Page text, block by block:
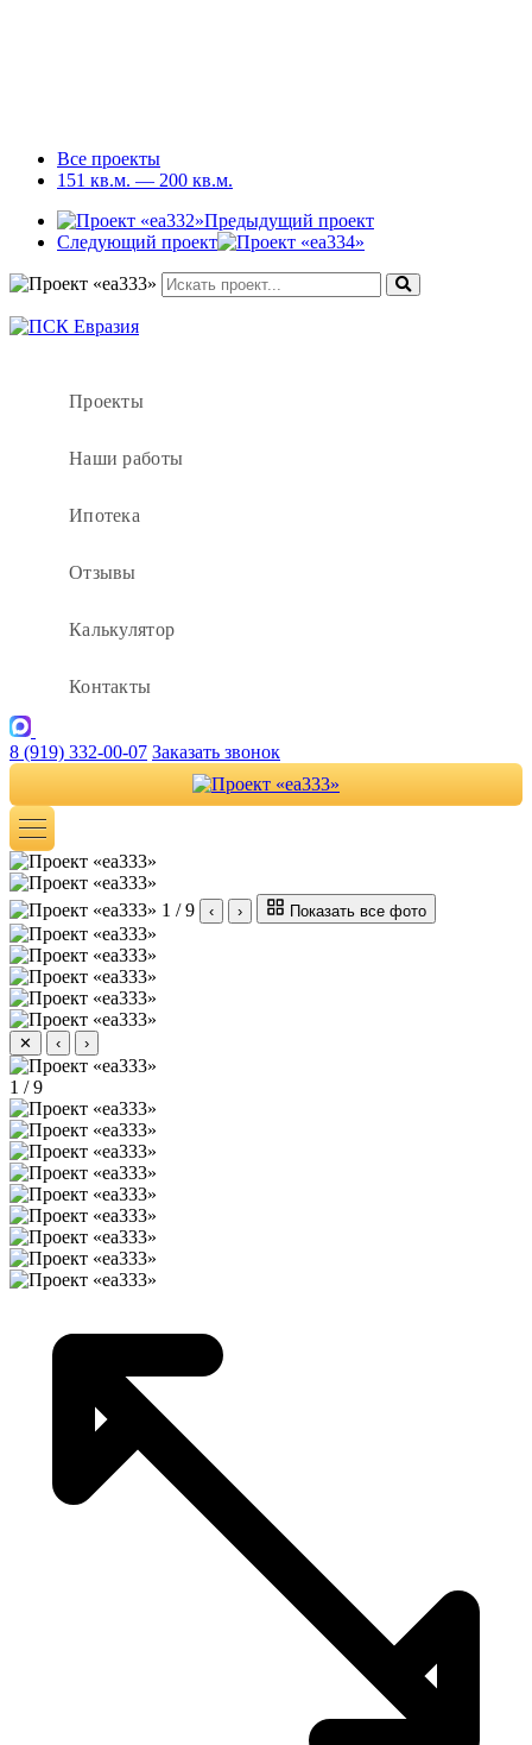
Все проекты
151 кв.м. — 200 кв.м.
Предыдущий проект
Следующий проект
Проекты
Наши работы
Ипотека
Отзывы
Калькулятор
Контакты
8 (919) 332-00-07 Заказать звонок
1 / 9 ‹ › Показать все фото
✕ ‹ ›
1 / 9